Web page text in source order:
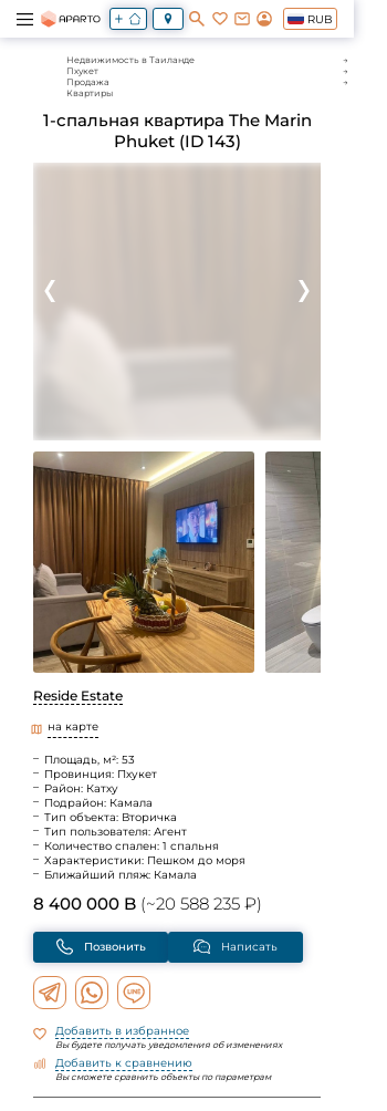
RUB
Недвижимость в Таиланде
Пхукет
Продажа
Квартиры
1-спальная квартира The Marin
Phuket (ID 143)
Reside Estate
на карте
Площадь, м²: 53
Провинция: Пхукет
Район: Катху
Подрайон: Камала
Тип объекта: Вторичка
Тип пользователя: Агент
Количество спален: 1 спальня
Характеристики: Пешком до моря
Ближайший пляж: Камала
8 400 000 B (~20 588 235 ₽)
Позвонить Написать
Добавить в избранное
Вы будете получать уведомления об изменениях
Добавить к сравнению
Вы сможете сравнить объекты по параметрам